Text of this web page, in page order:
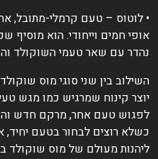
• לוטוס – טעם קרמלי-מתובל,
אופי חמים וייחודי. הוא מוסיף
נהדר עם שאר טעמי השוקולד
השילוב בין שני סוגי מוס
יוצר קינוח שמרגיש כמו מגש
לפגוש טעם אחר, מרקם חדש
כשלא רוצים לבחור בטעם יחיד,
ליהנות מעולם של מוס שוקולד